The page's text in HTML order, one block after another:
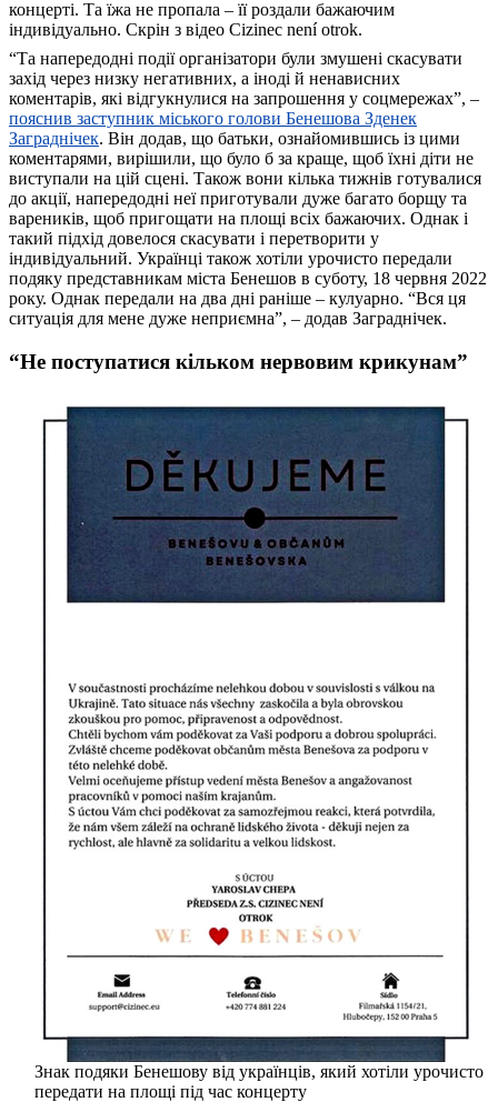
концерті. Та їжа не пропала – її роздали бажаючим
індивідуально. Скрін з відео Cizinec není otrok.
“Та напередодні події організатори були змушені скасувати
захід через низку негативних, а іноді й ненависних
коментарів, які відгукнулися на запрошення у соцмережах”, –
пояснив заступник міського голови Бенешова Зденек
Заграднічек. Він додав, що батьки, ознайомившись із цими
коментарями, вирішили, що було б за краще, щоб їхні діти не
виступали на цій сцені. Також вони кілька тижнів готувалися
до акції, напередодні неї приготували дуже багато борщу та
вареників, щоб пригощати на площі всіх бажаючих. Однак і
такий підхід довелося скасувати і перетворити у
індивідуальний. Українці також хотіли урочисто передали
подяку представникам міста Бенешов в суботу, 18 червня 2022
року. Однак передали на два дні раніше – кулуарно. “Вся ця
ситуація для мене дуже неприємна”, – додав Заграднічек.
“Не поступатися кільком нервовим крикунам”
Знак подяки Бенешову від українців, який хотіли урочисто
передати на площі під час концерту